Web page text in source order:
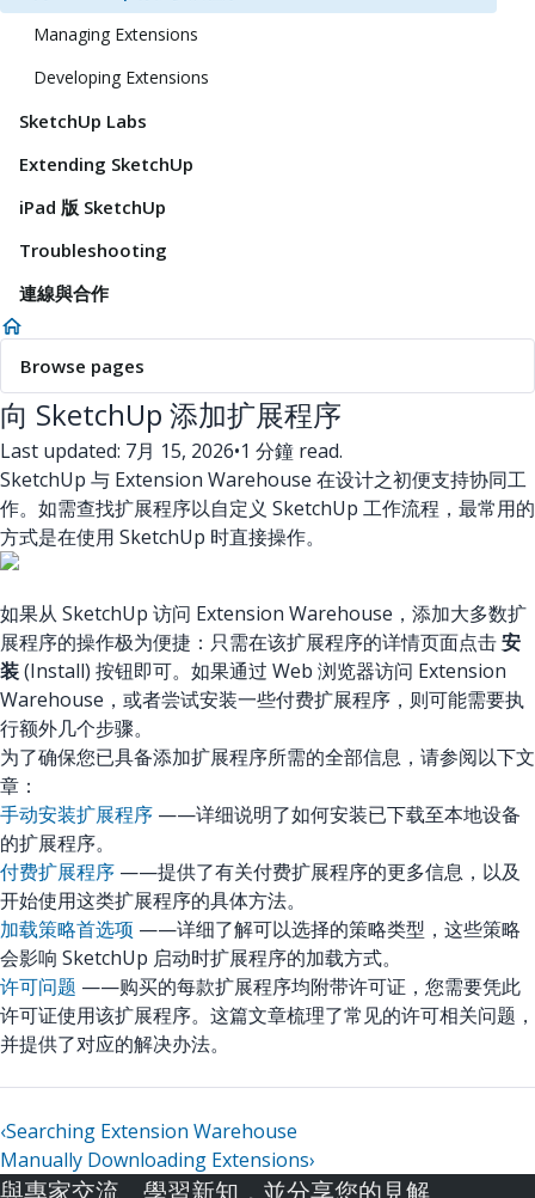
Managing Extensions
Developing Extensions
SketchUp Labs
Extending SketchUp
iPad 版 SketchUp
Troubleshooting
連線與合作
Browse pages
向 SketchUp 添加扩展程序
Last updated: 7月 15, 2026•1 分鐘 read.
SketchUp 与 Extension Warehouse 在设计之初便支持协同工
作。如需查找扩展程序以自定义 SketchUp 工作流程，最常用的
方式是在使用 SketchUp 时直接操作。
如果从 SketchUp 访问 Extension Warehouse，添加大多数扩
展程序的操作极为便捷：只需在该扩展程序的详情页面点击安
装(Install) 按钮即可。如果通过 Web 浏览器访问 Extension
Warehouse，或者尝试安装一些付费扩展程序，则可能需要执
行额外几个步骤。
为了确保您已具备添加扩展程序所需的全部信息，请参阅以下文
章：
手动安装扩展程序 ——详细说明了如何安装已下载至本地设备
的扩展程序。
付费扩展程序 ——提供了有关付费扩展程序的更多信息，以及
开始使用这类扩展程序的具体方法。
加载策略首选项 ——详细了解可以选择的策略类型，这些策略
会影响 SketchUp 启动时扩展程序的加载方式。
许可问题 ——购买的每款扩展程序均附带许可证，您需要凭此
许可证使用该扩展程序。这篇文章梳理了常见的许可相关问题，
并提供了对应的解决办法。
‹Searching Extension Warehouse
Manually Downloading Extensions›
與專家交流、學習新知，並分享您的見解